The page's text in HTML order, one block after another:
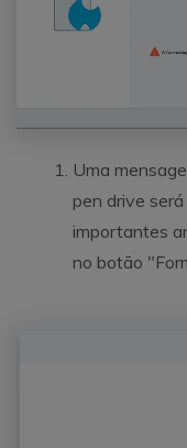
Uma
pen drive
importantes
no botão